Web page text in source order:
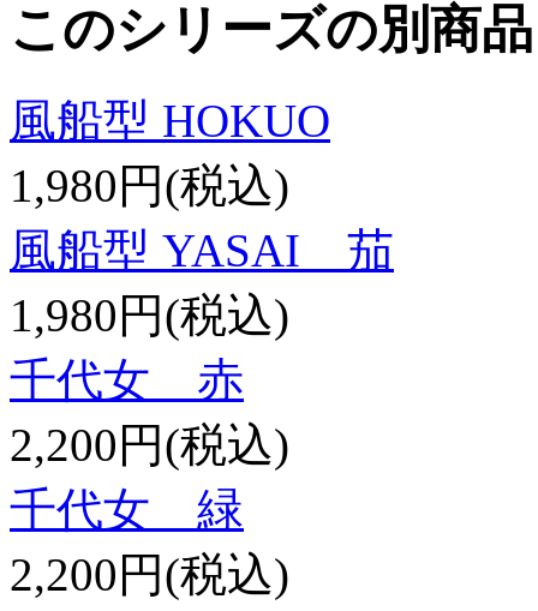
このシリーズの別商品
風船型 HOKUO
1,980円(税込)
風船型 YASAI 茄
1,980円(税込)
千代女 赤
2,200円(税込)
千代女 緑
2,200円(税込)